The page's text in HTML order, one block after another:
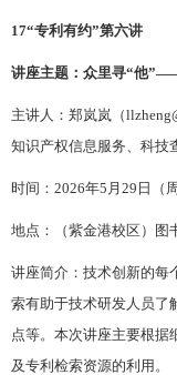
17“专利有约”第六讲
讲座主题：众里寻“他
主讲人：郑岚岚（
知识产权信息服务、科技
时间： 2026年5月 29 日（
地点：（紫金港校区）图
讲座简介：技术创新的每
索有助于技术研发人员了
点等。本次讲座主要根据
及专利检索资源的利用。